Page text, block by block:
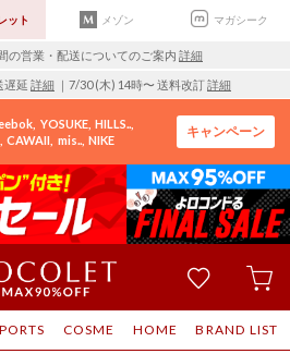
ット メゾン マガシーク
の営業・配送についてのご案内 詳細
遅延 詳細 ｜7/30 (木) 14時〜 送料改訂詳細
YOSUKE HILLS..
CAWAII mis.. NIKE
キャンペーン
COSME HOME BRAND LIST